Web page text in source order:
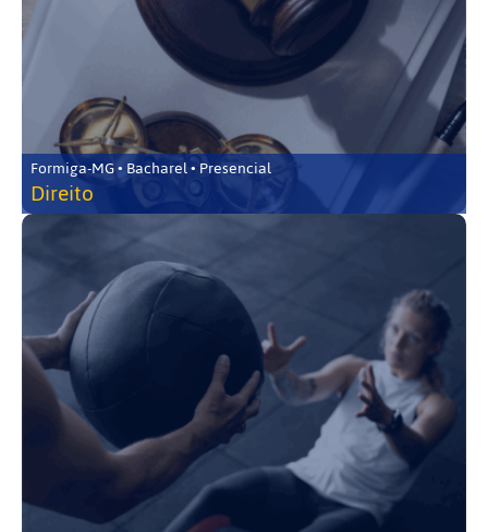
Formiga-MG • Bacharel • Presencial
Direito